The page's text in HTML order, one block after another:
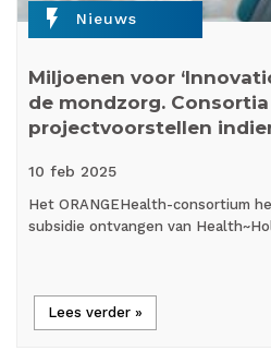
flash_on Nieuws
Miljoenen voor
de mondzorg. Consortia
projectvoorstellen
10 feb 2025
Het ORANGEHealth-consortium
subsidie ontvangen van
Lees verder »